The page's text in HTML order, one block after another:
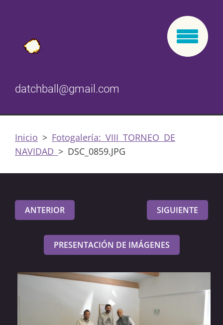
datchball@gmail.com
Inicio > Fotogalería: VIII TORNEO DE
NAVIDAD > DSC_0859.JPG
ANTERIOR SIGUIENTE
PRESENTACIÓN DE IMÁGENES